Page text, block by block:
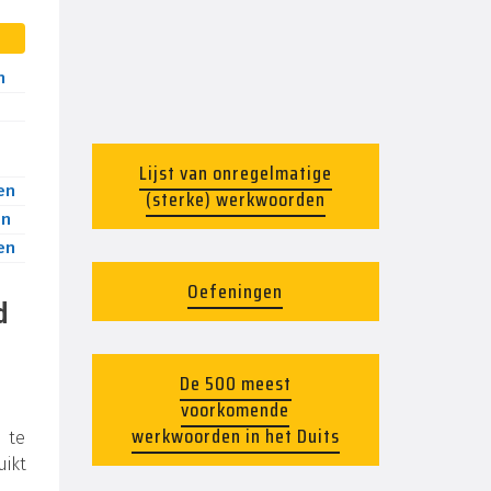
te
Lijst van onregelmatige
(sterke) werkwoorden
Oefeningen
De 500 meest
voorkomende
werkwoorden in het Duits